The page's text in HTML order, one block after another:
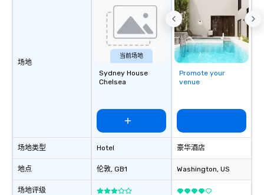
场地
场地类型
地点
场地评级
当前场地
Sydney House
Chelsea
Hotel
伦敦, GB1
Promote your
venue
豪华酒店
Washington, US